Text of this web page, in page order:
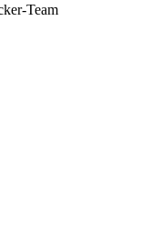
Team